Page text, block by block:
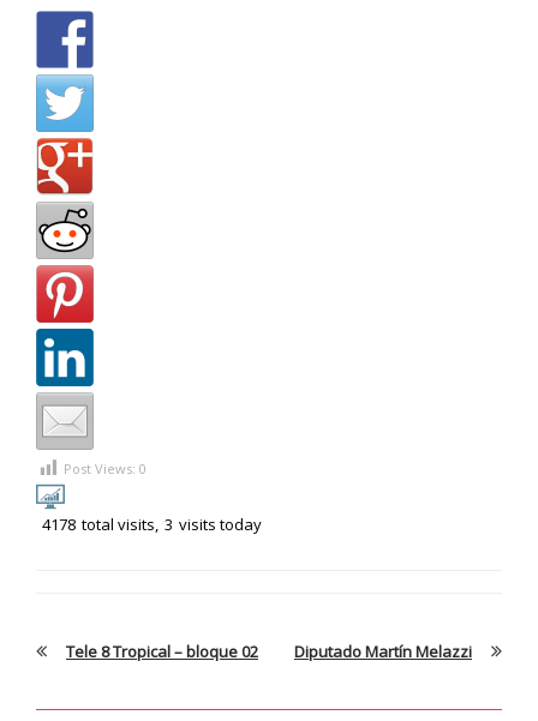
Post Views: 0
4178 total visits, 3 visits today
Tele 8 Tropical – bloque 02 Diputado Martín Melazzi